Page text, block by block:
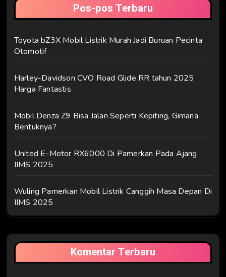
Pos-pos Terbaru
Toyota bZ3X Mobil Listrik Murah Jadi Buruan Pecinta
Otomotif
Harley-Davidson CVO Road Glide RR tahun 2025
Harga Fantastis
Mobil Denza Z9 Bisa Jalan Seperti Kepiting, Gimana
Bentuknya?
United E-Motor RX6000 Di Pamerkan Pada Ajang
IIMS 2025
Wuling Pamerkan Mobil Listrik Canggih Masa Depan Di
IIMS 2025
Komentar Terbaru